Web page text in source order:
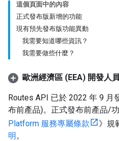
這個頁面中的內容
正式發布版新增的功能
現有預先發布版功能異動
我需要知道哪些資訊？
我需要做些什麼？
歐洲經濟區 (EEA) 開發人員
Routes API 已於 2022 年 9 月
布前產品)。正式發布前產品/
Platform 服務專屬條款
》規
明。